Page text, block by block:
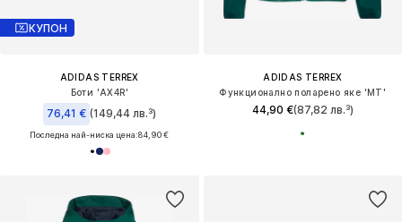
КУПОН
ADIDAS TERREX
Боти 'AX4R'
76,41 € (149,44 лв.³)
Последна най-ниска цена:84,90 €
ADIDAS TERREX
Функционално поларено яке 'MT'
44,90 €(87,82 лв.³)